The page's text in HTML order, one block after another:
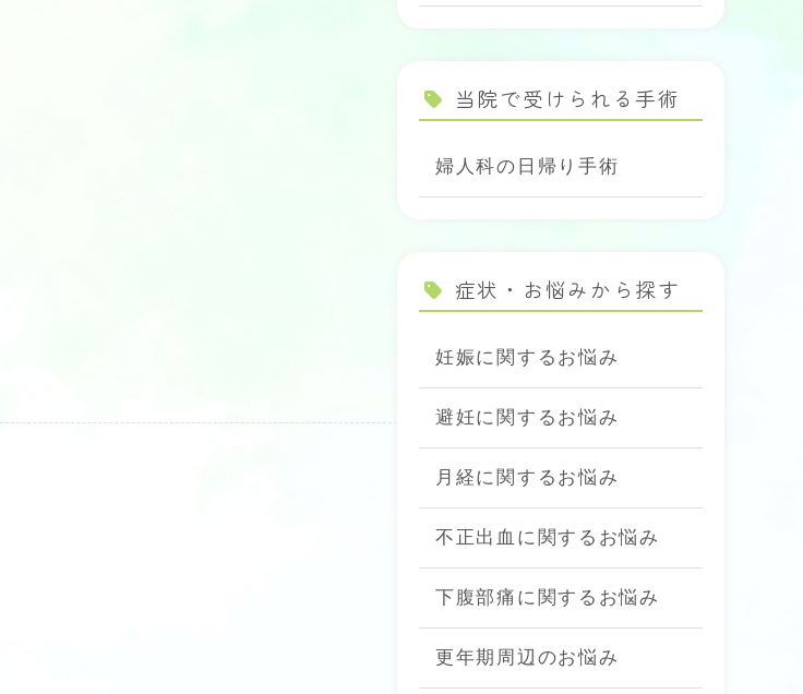
当院で受けられる手術
婦人科の日帰り手術
症状・お悩みから探す
妊娠に関するお悩み
避妊に関するお悩み
月経に関するお悩み
不正出血に関するお悩み
下腹部痛に関するお悩み
更年期周辺のお悩み